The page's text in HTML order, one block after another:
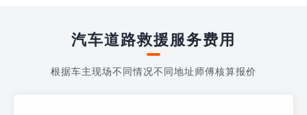
汽车道路救援服务费用
根据车主现场不同情况不同地址师傅核算报价